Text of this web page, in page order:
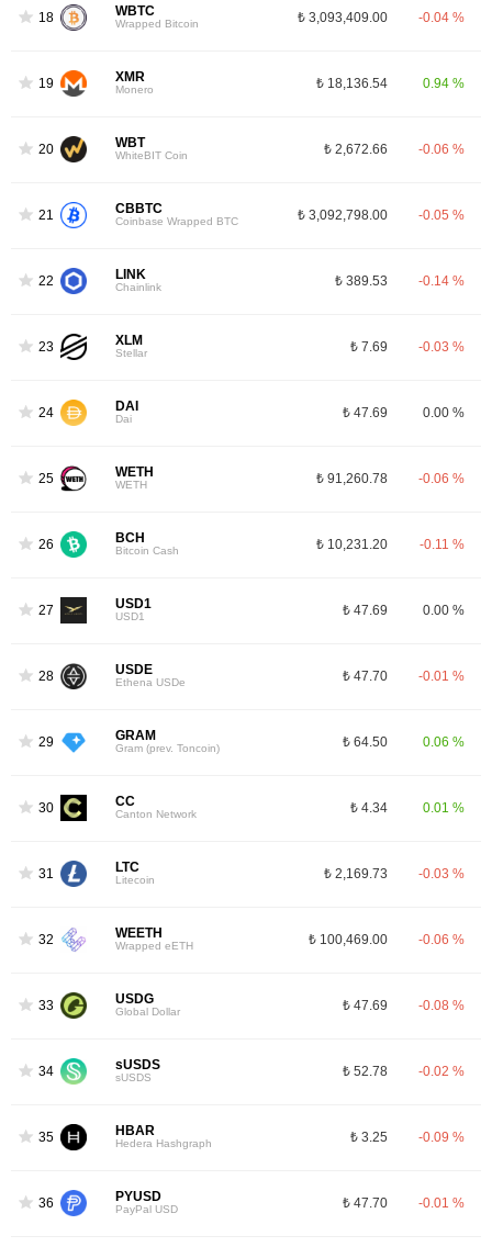
18 WBTC
Wrapped Bitcoin ₺ 3,093,409.00 -0.04 %
19 XMR
Monero ₺ 18,136.54 0.94 %
20 WBT
WhiteBIT Coin ₺ 2,672.66 -0.06 %
21 CBBTC
Coinbase Wrapped BTC ₺ 3,092,798.00 -0.05 %
22 LINK
Chainlink ₺ 389.53 -0.14 %
23 XLM
Stellar ₺ 7.69 -0.03 %
24 DAI
Dai ₺ 47.69 0.00 %
25 WETH
WETH ₺ 91,260.78 -0.06 %
26 BCH
Bitcoin Cash ₺ 10,231.20 -0.11 %
27 USD1
USD1 ₺ 47.69 0.00 %
28 USDE
Ethena USDe ₺ 47.70 -0.01 %
29 GRAM
Gram (prev. Toncoin) ₺ 64.50 0.06 %
30 CC
Canton Network ₺ 4.34 0.01 %
31 LTC
Litecoin ₺ 2,169.73 -0.03 %
32 WEETH
Wrapped eETH ₺ 100,469.00 -0.06 %
33 USDG
Global Dollar ₺ 47.69 -0.08 %
34 sUSDS
sUSDS ₺ 52.78 -0.02 %
35 HBAR
Hedera Hashgraph ₺ 3.25 -0.09 %
36 PYUSD
PayPal USD ₺ 47.70 -0.01 %